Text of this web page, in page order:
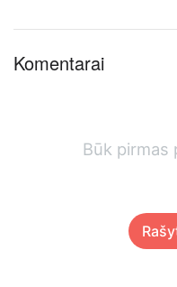
Komentarai
Būk pirmas